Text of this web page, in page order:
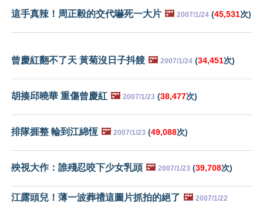
這手真辣！周正毅的交代嚇死一大片 🖼️ 2007/1/24 (45,531次)
曾慶紅翻不了天 黃菊沒日子抖餿 🖼️ 2007/1/24 (34,451次)
胡揍邱曉華 重傷曾慶紅 🖼️ 2007/1/23 (38,477次)
排隊捱整 輪到江綿恆 🖼️ 2007/1/23 (49,088次)
殃視大作：誰殘忍咬下少女乳頭 🖼️ 2007/1/23 (39,708次)
江露頭兒！薄一波葬禮這圖片抓拍的絕了 🖼️ 2007/1/22